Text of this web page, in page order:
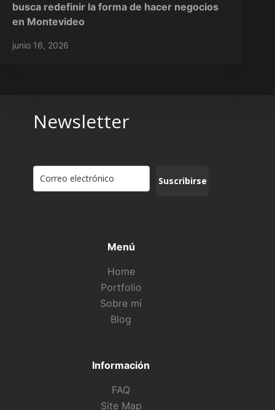
busca redefinir la forma de hacer negocios
en Montevideo
junio 16, 2026
Newsletter
Suscribirse
Menú
Home
Portfolio
Sobre mí
Blog
Información
FAQ
Site Map